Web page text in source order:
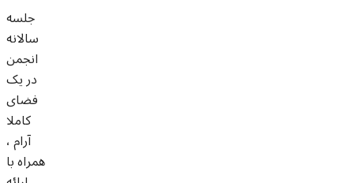
جلسه
سالانه
انجمن
در یک
فضای
کاملا
آرام ،
همراه با